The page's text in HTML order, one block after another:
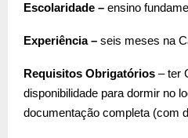
Escolaridade – ensino
Experiência – seis meses na
Requisitos Obrigatórios – ter
disponibilidade para dormir no
documentação completa (com